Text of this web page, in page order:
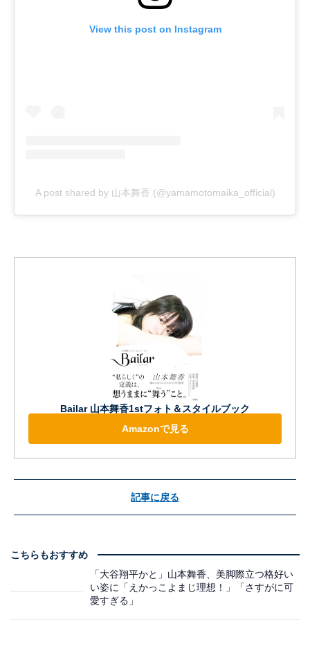
View this post on Instagram
A post shared by 山本舞香 (@yamamotomaika_official)
Bailar 山本舞香1stフォト＆スタイルブック
Amazonで見る
記事に戻る
こちらもおすすめ
「大谷翔平かと」山本舞香、美脚際立つ格好い
い姿に「えかっこよまじ理想！」「さすがに可
愛すぎる」